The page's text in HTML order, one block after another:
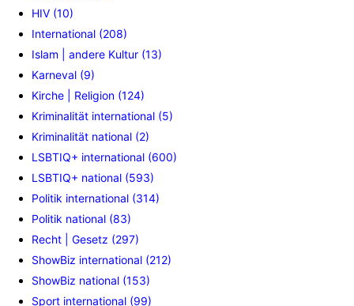
HIV (10)
International (208)
Islam | andere Kultur (13)
Karneval (9)
Kirche | Religion (124)
Kriminalität international (5)
Kriminalität national (2)
LSBTIQ+ international (600)
LSBTIQ+ national (593)
Politik international (314)
Politik national (83)
Recht | Gesetz (297)
ShowBiz international (212)
ShowBiz national (153)
Sport international (99)